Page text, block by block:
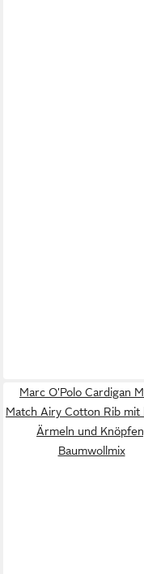
Marc O'Polo Cardigan
Match Airy Cotton Rib mit
Ärmeln und
Baumwollmix